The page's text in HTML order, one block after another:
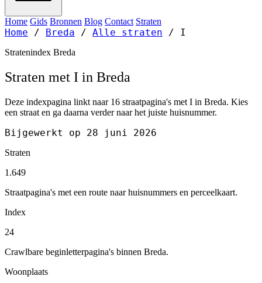
Home Gids Bronnen Blog Contact Straten
Home / Breda / Alle straten / I
Stratenindex Breda
Straten met I in Breda
Deze indexpagina linkt naar 16 straatpagina's met I in Breda. Kies
een straat en ga daarna verder naar het juiste huisnummer.
Bijgewerkt op 28 juni 2026
Straten
1.649
Straatpagina's met een route naar huisnummers en perceelkaart.
Index
24
Crawlbare beginletterpagina's binnen Breda.
Woonplaats